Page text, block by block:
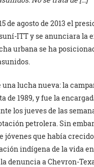
de agosto de 2013 el
ITT y se anunciara la
urbana se ha
una lucha nueva: la
de 1989, y fue la
los jueves de las
petrolera. Sin
jóvenes que había
indígena de la vida
denuncia a Chevron-